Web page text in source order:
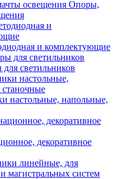
Опоры,
и комплектующие
для светильников
настольные, напольные,
декоративное